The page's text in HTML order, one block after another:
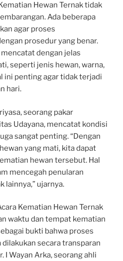
Hewan Ternak tidak
Ada beberapa
agar proses
prosedur yang benar.
dengan jelas
seperti jenis hewan, warna,
ini penting agar tidak terjadi
hari.
seorang pakar
Udayana, mencatat kondisi
sangat penting. “Dengan
yang mati, kita dapat
hewan tersebut. Hal
mencegah penularan
lainnya,” ujarnya.
Kematian Hewan Ternak
waktu dan tempat kematian
bukti bahwa proses
secara transparan
I Wayan Arka, seorang ahli